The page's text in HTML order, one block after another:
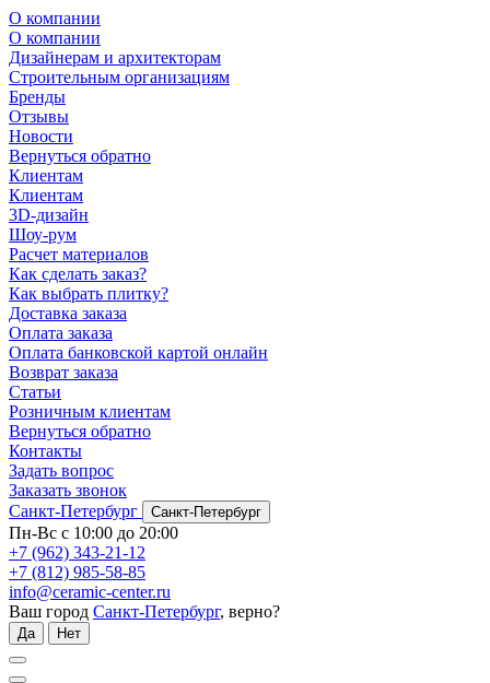
О компании
О компании
Дизайнерам и архитекторам
Строительным организациям
Бренды
Отзывы
Новости
Вернуться обратно
Клиентам
Клиентам
3D-дизайн
Шоу-рум
Расчет материалов
Как сделать заказ?
Как выбрать плитку?
Доставка заказа
Оплата заказа
Оплата банковской картой онлайн
Возврат заказа
Статьи
Розничным клиентам
Вернуться обратно
Контакты
Задать вопрос
Заказать звонок
Санкт-Петербург
Санкт-Петербург
Пн-Вс с 10:00 до 20:00
+7 (962) 343-21-12
+7 (812) 985-58-85
info@ceramic-center.ru
Ваш город Санкт-Петербург, верно?
Да Нет